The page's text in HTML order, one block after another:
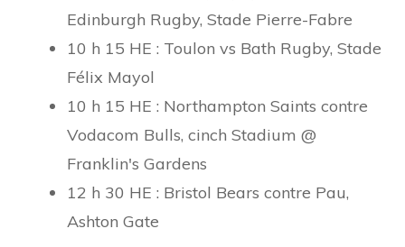
Edinburgh Rugby, Stade Pierre-Fabre
10 h 15 HE : Toulon vs Bath Rugby, Stade
Félix Mayol
10 h 15 HE : Northampton Saints contre
Vodacom Bulls, cinch Stadium @
Franklin's Gardens
12 h 30 HE : Bristol Bears contre Pau,
Ashton Gate